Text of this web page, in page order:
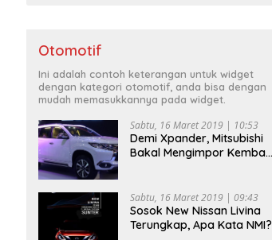
Otomotif
Ini adalah contoh keterangan untuk widget
dengan kategori otomotif, anda bisa dengan
mudah memasukkannya pada widget.
Sabtu, 16 Maret 2019 | 10:53
Demi Xpander, Mitsubishi
Bakal Mengimpor Kembali
Sabtu, 16 Maret 2019 | 09:43
Sosok New Nissan Livina
Terungkap, Apa Kata NMI?